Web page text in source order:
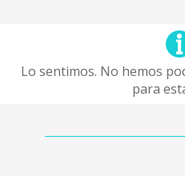
Lo sentimos. No hemos
para